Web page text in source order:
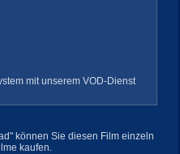
mit unserem VOD-Dienst
können Sie diesen Film einzeln
kaufen.